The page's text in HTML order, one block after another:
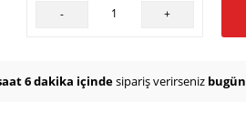
- +
6 dakika içindesipariş verirseniz bugün